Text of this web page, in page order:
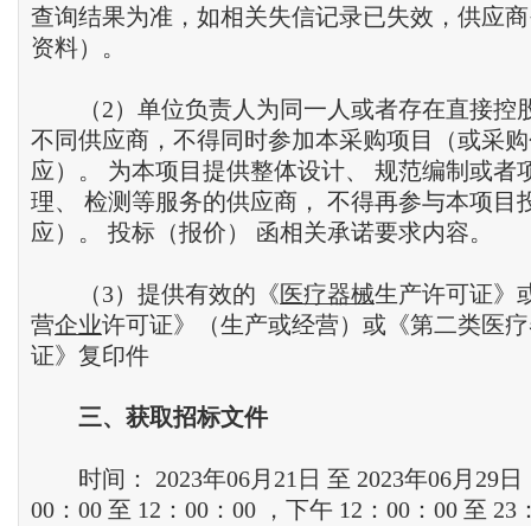
查询结果为准，如相关失信记录已失效，供应
资料）。
（2）单位负责人为同一人或者存在直接控
不同供应商，不得同时参加本采购项目（或采
应）。 为本项目提供整体设计、 规范编制或者
理、 检测等服务的供应商， 不得再参与本项目
应）。 投标（报价） 函相关承诺要求内容。
（3）提供有效的《医疗器械生产许可证》
营企业许可证》（生产或经营）或《第二类医
证》复印件
三、 获取招标文件
时间： 2023年06月21日 至 2023年06月29日
00：00 至 12：00：00 ，下午 12：00：00 至 23